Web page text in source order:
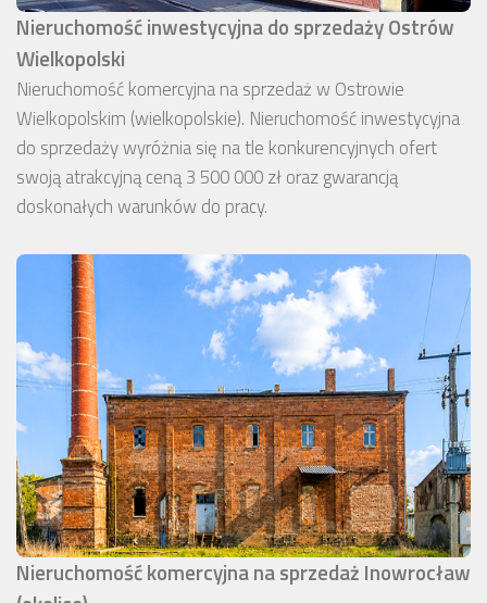
Nieruchomość inwestycyjna do sprzedaży Ostrów
Wielkopolski
Nieruchomość komercyjna na sprzedaż w Ostrowie
Wielkopolskim (wielkopolskie). Nieruchomość inwestycyjna
do sprzedaży wyróżnia się na tle konkurencyjnych ofert
swoją atrakcyjną ceną 3 500 000 zł oraz gwarancją
doskonałych warunków do pracy.
Nieruchomość komercyjna na sprzedaż Inowrocław